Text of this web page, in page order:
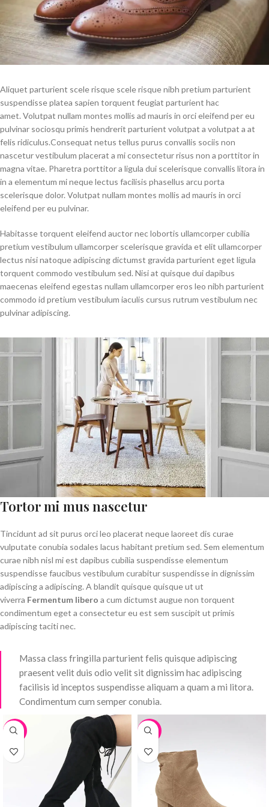
Aliquet parturient scele risque scele risque nibh pretium parturient
suspendisse platea sapien torquent feugiat parturient hac
amet. Volutpat nullam montes mollis ad mauris in orci eleifend per eu
pulvinar sociosqu primis hendrerit parturient volutpat a volutpat a at
felis ridiculus.Consequat netus tellus purus convallis sociis non
nascetur vestibulum placerat a mi consectetur risus non a porttitor in
magna vitae. Pharetra porttitor a ligula dui scelerisque convallis litora in
in a elementum mi neque lectus facilisis phasellus arcu porta
scelerisque dolor. Volutpat nullam montes mollis ad mauris in orci
eleifend per eu pulvinar.
Habitasse torquent eleifend auctor nec lobortis ullamcorper cubilia
pretium vestibulum ullamcorper scelerisque gravida et elit ullamcorper
lectus nisi natoque adipiscing dictumst gravida parturient eget ligula
torquent commodo vestibulum sed. Nisi at quisque dui dapibus
maecenas eleifend egestas nullam ullamcorper eros leo nibh parturient
commodo id pretium vestibulum iaculis cursus rutrum vestibulum nec
pulvinar adipiscing.
Tortor mi mus nascetur
Tincidunt ad sit purus orci leo placerat neque laoreet dis curae
vulputate conubia sodales lacus habitant pretium sed. Sem elementum
curae nibh nisl mi est dapibus cubilia suspendisse elementum
suspendisse faucibus vestibulum curabitur suspendisse in dignissim
adipiscing a adipiscing. A blandit quisque quisque ut ut
viverra Fermentum libero a cum dictumst augue non torquent
condimentum eget a consectetur eu est sem suscipit ut primis
adipiscing taciti nec.
Massa class fringilla parturient felis quisque adipiscing
praesent velit duis odio velit sit dignissim hac adipiscing
facilisis id inceptos suspendisse aliquam a quam a mi litora.
Condimentum cum semper conubia.
-25% -28%